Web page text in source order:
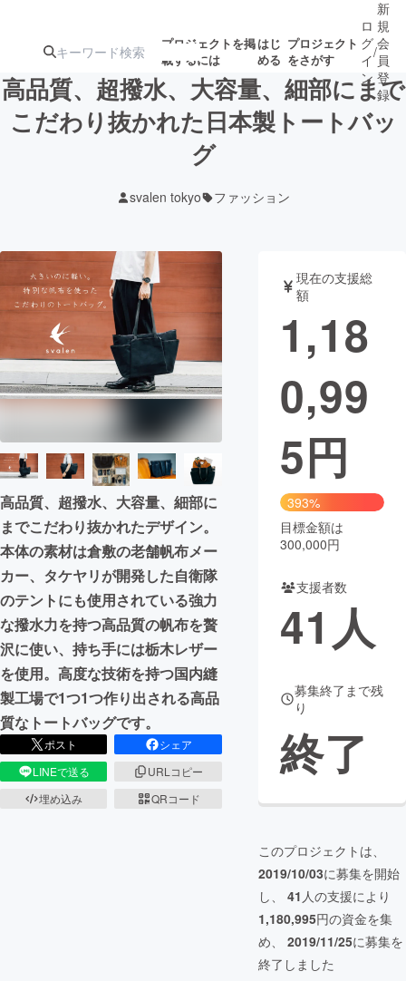
プロジェクトを掲
載するには
はじ
める
プロジェクト
をさがす
注目の新着プロ
テクノロジー・ガジェット
映像・映画 書籍・雑誌
ビジネス・起業 チャレンジ
まちづくり・地域活性化
CAMPFIRE for Social Good
CAMPFIRE Creation
CAMPFIREふるさと納税
コミュニティ
ロ
グ
イ
ン
/
新
規
会
員
登
録
高品質、超撥水、大容量、細部にまで
こだわり抜かれた日本製トートバッ
グ
svalen tokyo ファッション
高品質、超撥水、大容量、細部に
までこだわり抜かれたデザイン。
本体の素材は倉敷の老舗帆布メー
カー、タケヤリが開発した自衛隊
のテントにも使用されている強力
な撥水力を持つ高品質の帆布を贅
沢に使い、持ち手には栃木レザー
を使用。高度な技術を持つ国内縫
製工場で1つ1つ作り出される高品
質なトートバッグです。
ポスト
シェア
LINEで送る
URLコピー
埋め込み
QRコード
現在の支援総
額
1,18
0,99
5円
393%
目標金額は
300,000円
支援者数
41 人
募集終了まで残
り
終了
このプロジェクトは、
2019/10/03に募集を開始
し、 41 人の支援により
1,180,995円の資金を集
め、 2019/11/25に募集を
終了しました